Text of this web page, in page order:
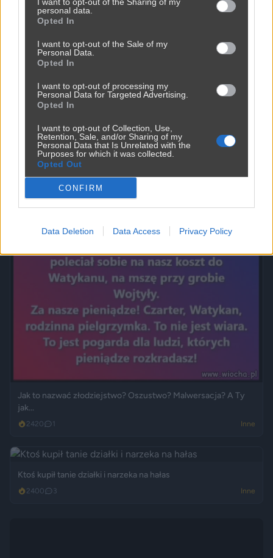
personal data.
Opted In
I want to opt-out of the Sale of my
Personal Data.
Opted In
I want to opt-out of processing my
Personal Data for Targeted Advertising.
Opted In
I want to opt-out of Collection, Use,
Retention, Sale, and/or Sharing of my
Personal Data that Is Unrelated with the
Purposes for which it was collected.
Opted Out
CONFIRM
Data Deletion Data Access Privacy Policy
Powinna do pakietu być
Jak to nazwać złodziejstwo? Oszustwo? Malwersacja? A Ty
jak...
2420 1 Inne
Ktoś kupił tanie działki i narzeka na hałas
2400 3 Inne